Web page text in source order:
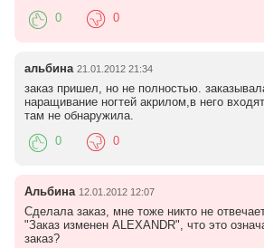
0 0
альбина 21.01.2012 21:34
заказ пришел, но не полностью.
наращивание ногтей акрилом,в него
там не обнаружила.
0 0
Альбина 12.01.2012 12:07
Сделала заказ, мне тоже никто не
"Заказ изменен ALEXANDR", что это
заказ?